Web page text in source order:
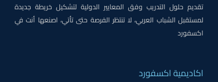
تقديم حلول التدريب وفق المعايير الدولية لتشكيل خريطة جديدة
لمستقبل الشباب العربي، لا تنتظر الفرصة حتى تأتي، اصنعها أنت في
اكسفورد
اكاديمية اكسفورد